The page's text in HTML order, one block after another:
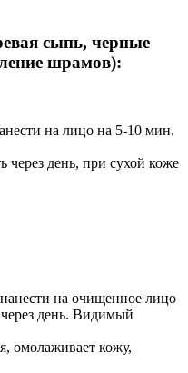
сыпь, черные
шрамов):
на лицо на 5-10 мин.
через день, при сухой коже
на очищенное лицо
день. Видимый
омолаживает кожу,